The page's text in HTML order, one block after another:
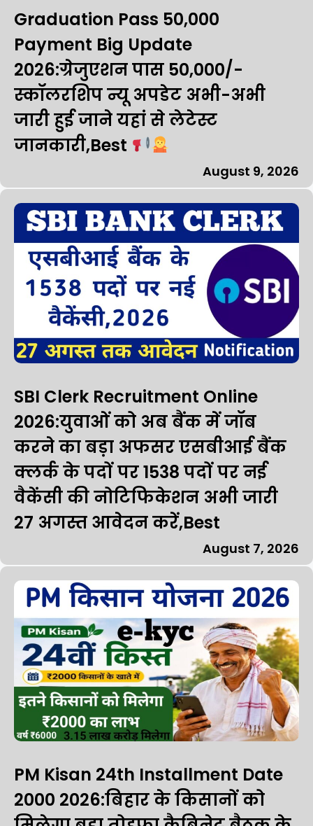
Graduation Pass 50,000
Payment Big Update
2026:ग्रेजुएशन पास ₹50,000/-
स्कॉलरशिप न्यू अपडेट अभी-अभी
जारी हुई जाने यहां से लेटेस्ट
जानकारी,Best
August 9, 2026
SBI Clerk Recruitment Online
2026:युवाओं को अब बैंक में जॉब
करने का बड़ा अफसर एसबीआई बैंक
क्लर्क के पदों पर 1538 पदों पर नई
वैकेंसी की नोटिफिकेशन अभी जारी
27 अगस्त आवेदन करें,Best
August 7, 2026
PM Kisan 24th Installment Date
₹2000 2026:बिहार के किसानों को